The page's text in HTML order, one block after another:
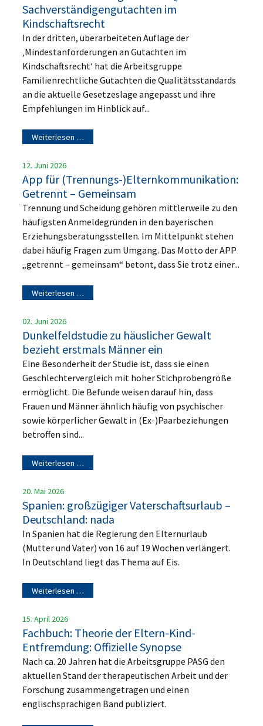
Sachverständigengutachten im
Kindschaftsrecht
In der dritten, überarbeiteten Auflage der
‚Mindestanforderungen an Gutachten im
Kindschaftsrecht‘ hat die Arbeitsgruppe
Familienrechtliche Gutachten die Qualitätsstandards
an die aktuelle Gesetzeslage angepasst und ihre
Empfehlungen im Hinblick auf...
Weiterlesen …
12. Juni 2026
App für (Trennungs-)Elternkommunikation:
Getrennt – Gemeinsam
Trennung und Scheidung gehören mittlerweile zu den
häufigsten Anmeldegründen in den bayerischen
Erziehungsberatungsstellen. Im Mittelpunkt stehen
dabei häufig Fragen zum Umgang. Das Motto der APP
„getrennt – gemeinsam“ betont, dass Sie trotz einer...
Weiterlesen …
02. Juni 2026
Dunkelfeldstudie zu häuslicher Gewalt
bezieht erstmals Männer ein
Eine Besonderheit der Studie ist, dass sie einen
Geschlechtervergleich mit hoher Stichprobengröße
ermöglicht. Die Befunde weisen darauf hin, dass
Frauen und Männer ähnlich häufig von psychischer
sowie körperlicher Gewalt in (Ex-)Paarbeziehungen
betroffen sind...
Weiterlesen …
20. Mai 2026
Spanien: großzügiger Vaterschaftsurlaub –
Deutschland: nada
In Spanien hat die Regierung den Elternurlaub
(Mutter und Vater) von 16 auf 19 Wochen verlängert.
In Deutschland liegt das Thema auf Eis.
Weiterlesen …
15. April 2026
Fachbuch: Theorie der Eltern-Kind-
Entfremdung: Offizielle Synopse
Nach ca. 20 Jahren hat die Arbeitsgruppe PASG den
aktuellen Stand der therapeutischen Arbeit und der
Forschung zusammengetragen und einen
englischsprachigen Band publiziert.